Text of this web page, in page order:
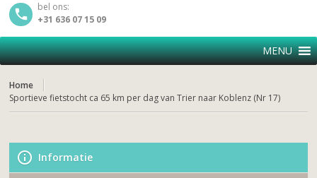
bel ons:
+31 636 07 15 09
MENU
Home
Sportieve fietstocht ca 65 km per dag van Trier naar Koblenz (Nr 17)
Informatie